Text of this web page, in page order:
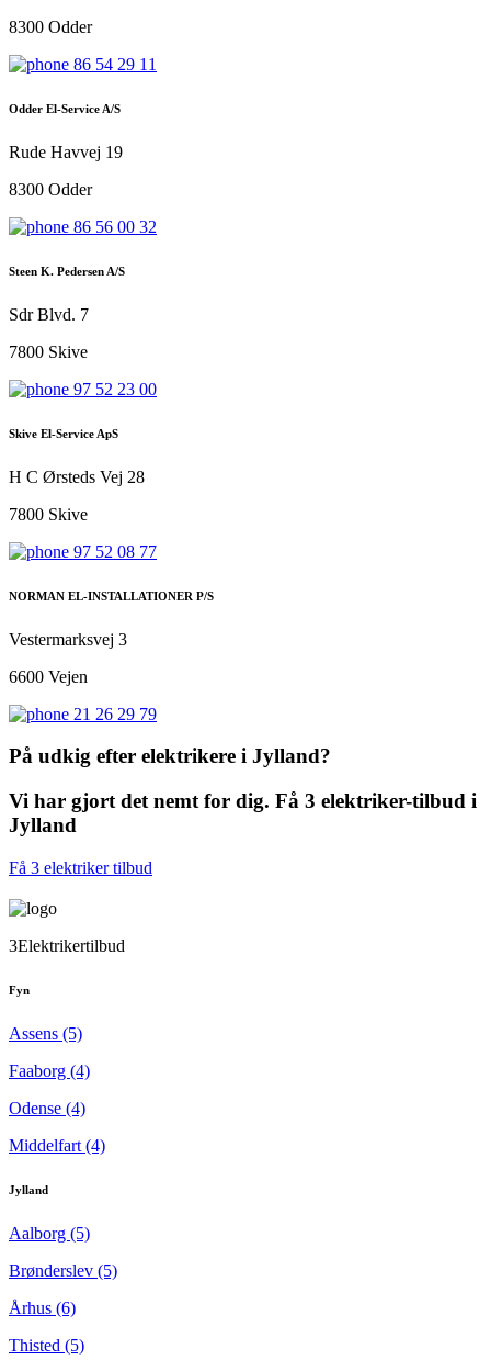
8300 Odder
86 54 29 11
Odder El-Service A/S
Rude Havvej 19
8300 Odder
86 56 00 32
Steen K. Pedersen A/S
Sdr Blvd. 7
7800 Skive
97 52 23 00
Skive El-Service ApS
H C Ørsteds Vej 28
7800 Skive
97 52 08 77
NORMAN EL-INSTALLATIONER P/S
Vestermarksvej 3
6600 Vejen
21 26 29 79
På udkig efter elektrikere i Jylland?
Vi har gjort det nemt for dig. Få 3 elektriker-tilbud i
Jylland
Få 3 elektriker tilbud
3Elektrikertilbud
Fyn
Assens (5)
Faaborg (4)
Odense (4)
Middelfart (4)
Jylland
Aalborg (5)
Brønderslev (5)
Århus (6)
Thisted (5)